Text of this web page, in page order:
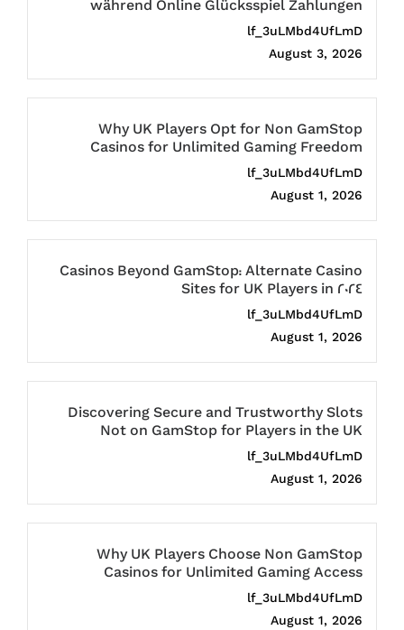
während Online Glücksspiel Zahlungen
lf_3uLMbd4UfLmD
August 3, 2026
Why UK Players Opt for Non GamStop
Casinos for Unlimited Gaming Freedom
lf_3uLMbd4UfLmD
August 1, 2026
Casinos Beyond GamStop: Alternate Casino
Sites for UK Players in 2024
lf_3uLMbd4UfLmD
August 1, 2026
Discovering Secure and Trustworthy Slots
Not on GamStop for Players in the UK
lf_3uLMbd4UfLmD
August 1, 2026
Why UK Players Choose Non GamStop
Casinos for Unlimited Gaming Access
lf_3uLMbd4UfLmD
August 1, 2026